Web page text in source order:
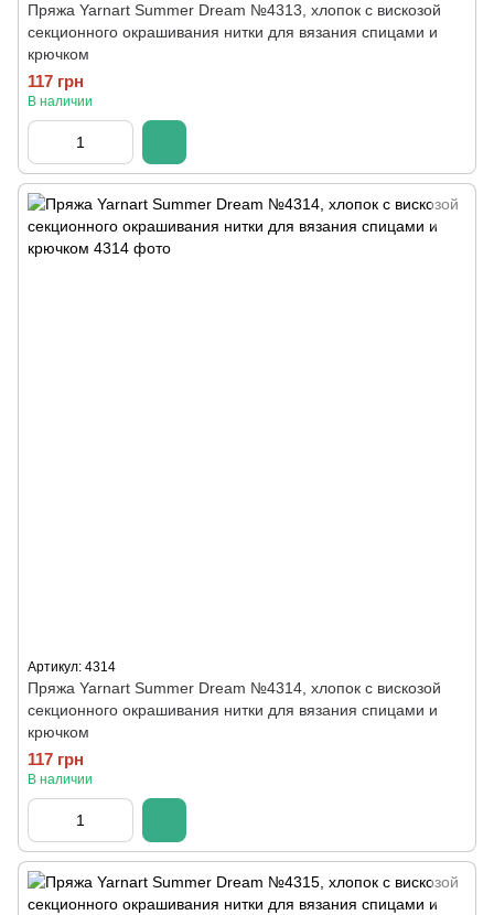
Пряжа Yarnart Summer Dream №4313, хлопок с вискозой
секционного окрашивания нитки для вязания спицами и
крючком
117 грн
В наличии
Артикул: 4314
Пряжа Yarnart Summer Dream №4314, хлопок с вискозой
секционного окрашивания нитки для вязания спицами и
крючком
117 грн
В наличии